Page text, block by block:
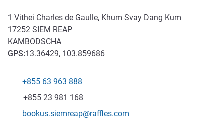
1 Vithei Charles de Gaulle, Khum Svay Dang Kum
17252 SIEM REAP
KAMBODSCHA
GPS:13.36429, 103.859686
+855 63 963 888
Fax
+855 23 981 168
Kontakt-E-Mail
bookus.siemreap@raffles.com